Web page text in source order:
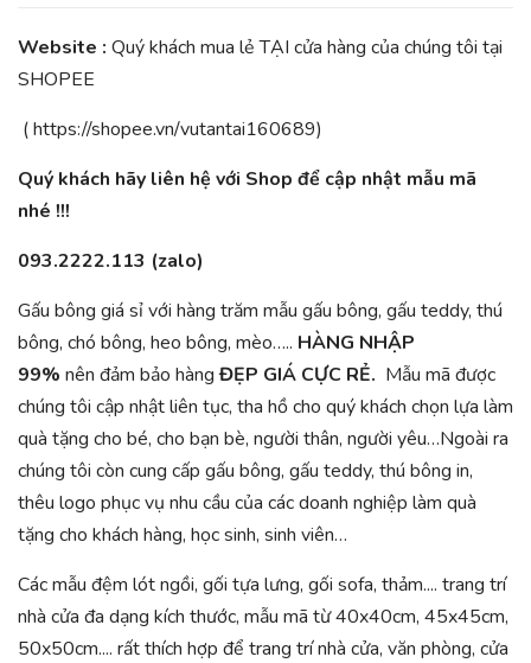
Website : Quý khách mua lẻ TẠI cửa hàng của chúng tôi tại
SHOPEE
(https://shopee.vn/vutantai160689)
Quý khách hãy liên hệ với Shop để cập nhật mẫu mã
nhé !!!
093.2222.113 (zalo)
Gấu bông giá sỉ với hàng trăm mẫu gấu bông, gấu teddy, thú
bông, chó bông, heo bông, mèo….. HÀNG NHẬP
99% nên đảm bảo hàngĐẸP GIÁ CỰC RẺ. Mẫu mã được
chúng tôi cập nhật liên tục, tha hồ cho quý khách chọn lựa làm
quà tặng cho bé, cho bạn bè, người thân, người yêu…Ngoài ra
chúng tôi còn cung cấp gấu bông, gấu teddy, thú bông in,
thêu logo phục vụ nhu cầu của các doanh nghiệp làm quà
tặng cho khách hàng, học sinh, sinh viên…
Các mẫu đệm lót ngồi, gối tựa lưng, gối sofa, thảm.... trang trí
nhà cửa đa dạng kích thước, mẫu mã từ 40x40cm, 45x45cm,
50x50cm.... rất thích hợp để trang trí nhà cửa, văn phòng, cửa